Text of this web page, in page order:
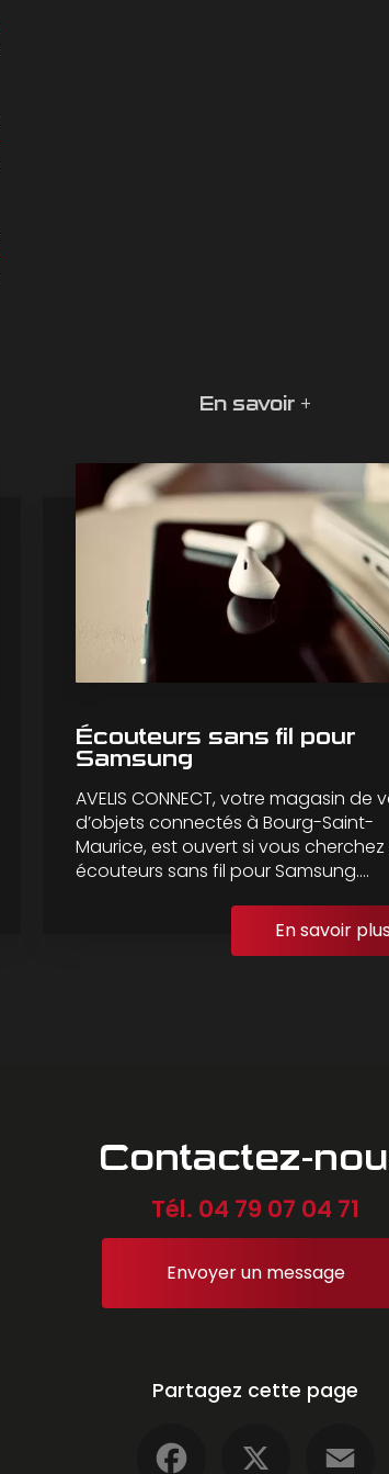
En savoir +
Écouteurs sans fil pour
Samsung
AVELIS CONNECT, votre magasin de
d’objets connectés à Bourg-Saint-
Maurice, est ouvert si vous cherchez
écouteurs sans fil pour Samsung....
En savoir
Contactez-
Tél. 04 79 07 04 71
Envoyer un message
Partagez cette page